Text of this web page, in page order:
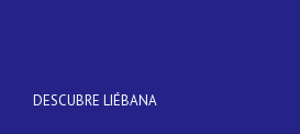
DESCUBRE LIÉBANA